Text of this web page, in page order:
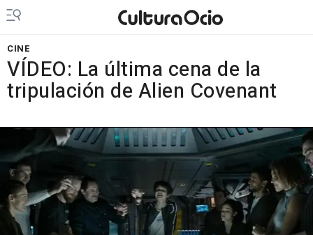
CINE
VÍDEO: La última cena de la
tripulación de Alien Covenant